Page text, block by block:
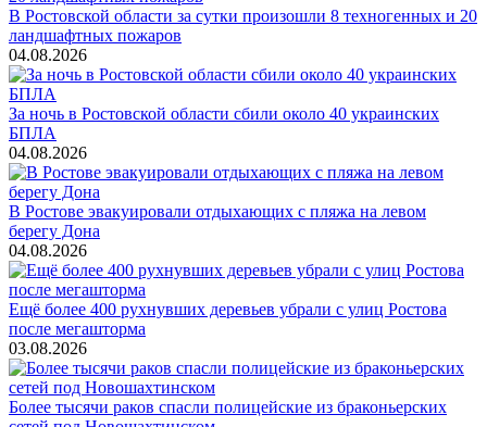
В Ростовской области за сутки произошли 8 техногенных и 20
ландшафтных пожаров
04.08.2026
За ночь в Ростовской области сбили около 40 украинских
БПЛА
04.08.2026
В Ростове эвакуировали отдыхающих с пляжа на левом
берегу Дона
04.08.2026
Ещё более 400 рухнувших деревьев убрали с улиц Ростова
после мегашторма
03.08.2026
Более тысячи раков спасли полицейские из браконьерских